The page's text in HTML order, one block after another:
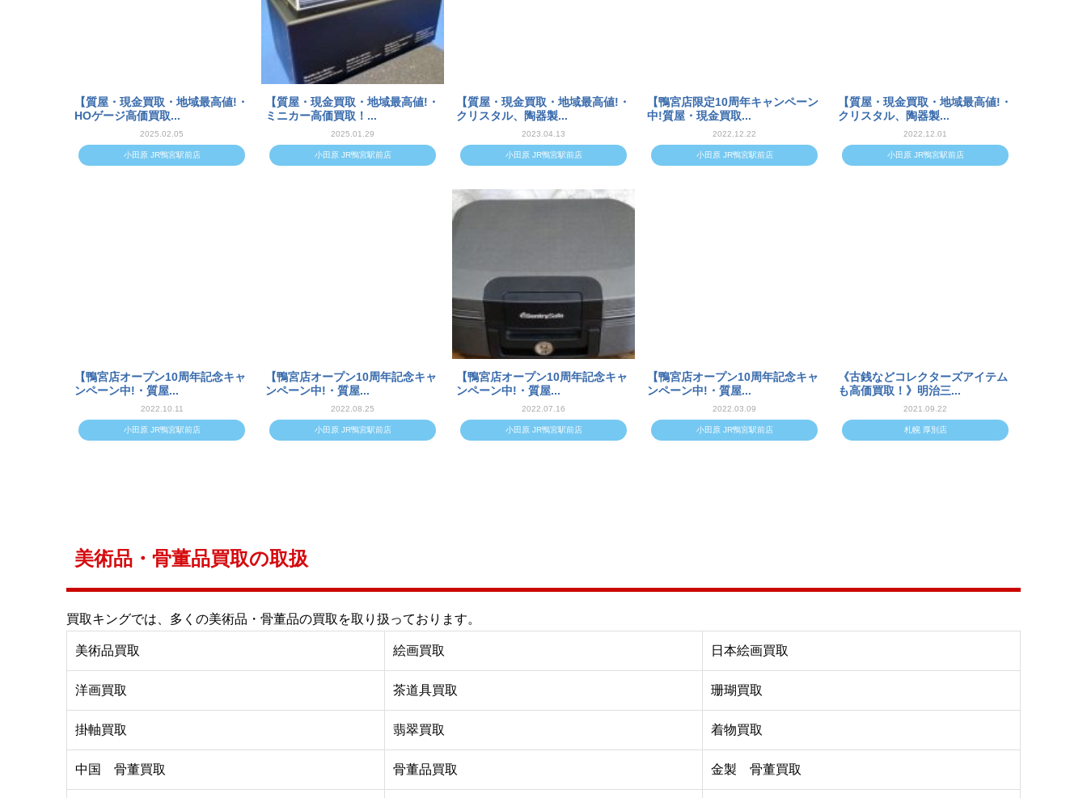
【質屋・現金買取・地域最高値!・
HOゲージ高価買取...
2025.02.05
小田原 JR鴨宮駅前店
【質屋・現金買取・地域最高値!・
ミニカー高価買取！...
2025.01.29
小田原 JR鴨宮駅前店
【質屋・現金買取・地域最高値!・
クリスタル、陶器製...
2023.04.13
小田原 JR鴨宮駅前店
【鴨宮店限定10周年キャンペーン
中!質屋・現金買取...
2022.12.22
小田原 JR鴨宮駅前店
【質屋・現金買取・地域最高値!・
クリスタル、陶器製...
2022.12.01
小田原 JR鴨宮駅前店
【鴨宮店オープン10周年記念キャ
ンペーン中!・質屋...
2022.10.11
小田原 JR鴨宮駅前店
【鴨宮店オープン10周年記念キャ
ンペーン中!・質屋...
2022.08.25
小田原 JR鴨宮駅前店
【鴨宮店オープン10周年記念キャ
ンペーン中!・質屋...
2022.07.16
小田原 JR鴨宮駅前店
【鴨宮店オープン10周年記念キャ
ンペーン中!・質屋...
2022.03.09
小田原 JR鴨宮駅前店
《古銭などコレクターズアイテム
も高価買取！》明治三...
2021.09.22
札幌 厚別店
美術品・骨董品買取の取扱
買取キングでは、多くの美術品・骨董品の買取を取り扱っております。
美術品買取 絵画買取 日本絵画買取
洋画買取 茶道具買取 珊瑚買取
掛軸買取 翡翠買取 着物買取
中国 骨董買取 骨董品買取 金製 骨董買取